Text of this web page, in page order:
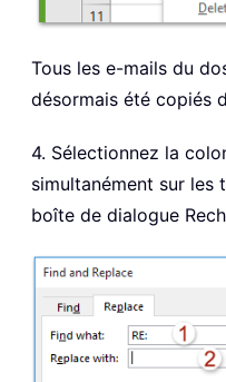
Tous les e-mails du
désormais été copiés
4. Sélectionnez la
simultanément sur les
boîte de dialogue